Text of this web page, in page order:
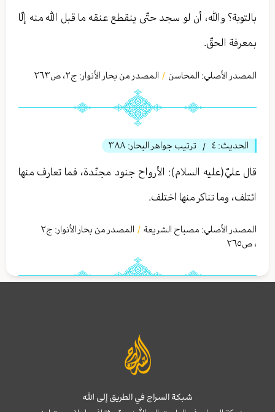
بالتوبة؟ والله، أن لو سجد حتّى ينقطع عنقه ما قبل الله منه إلّا
بمعرفة الحقّ.
المصدر الأصلي: المحاسن / المصدر من بحار الأنوار: ج٢، ص٢٦٣
الحديث: ٤ / ترتيب جواهر البحار: ٣٨٨
قال عليّ(عليه السلام): الأرواح جنود مجنّدة، فما تعارف منها
ائتلف، وما تناكر منها اختلف.
المصدر الأصلي: مصباح الشریعة / المصدر من بحار الأنوار: ج٢
، ص٢٦٥
شبكة السراج في الطريق إلى الله